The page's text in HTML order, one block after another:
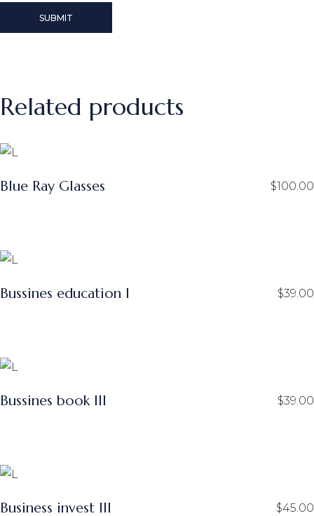
SUBMIT
Related products
Blue Ray Glasses $100.00
Bussines education I $39.00
Bussines book III $39.00
Business invest III $45.00